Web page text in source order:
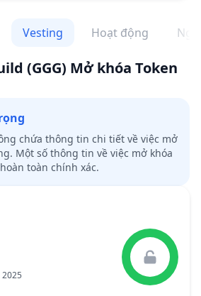
Vesting Hoạt động
(GGG) Mở khóa Token
chứa thông tin chi tiết về việc mở
Một số thông tin về việc mở khóa
toàn chính xác.